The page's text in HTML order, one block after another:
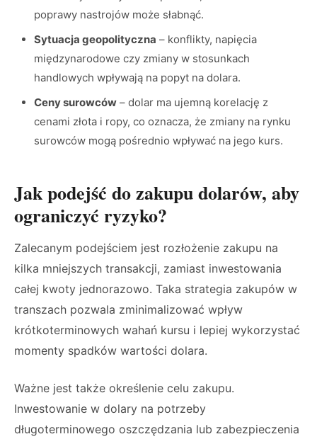
poprawy nastrojów może słabnąć.
Sytuacja geopolityczna – konflikty, napięcia
międzynarodowe czy zmiany w stosunkach
handlowych wpływają na popyt na dolara.
Ceny surowców – dolar ma ujemną korelację z
cenami złota i ropy, co oznacza, że zmiany na rynku
surowców mogą pośrednio wpływać na jego kurs.
Jak podejść do zakupu dolarów, aby
ograniczyć ryzyko?
Zalecanym podejściem jest rozłożenie zakupu na
kilka mniejszych transakcji, zamiast inwestowania
całej kwoty jednorazowo. Taka strategia zakupów w
transzach pozwala zminimalizować wpływ
krótkoterminowych wahań kursu i lepiej wykorzystać
momenty spadków wartości dolara.
Ważne jest także określenie celu zakupu.
Inwestowanie w dolary na potrzeby
długoterminowego oszczędzania lub zabezpieczenia